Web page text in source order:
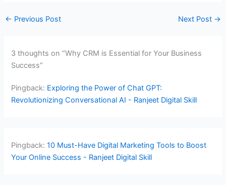
← Previous Post Next Post →
3 thoughts on “Why CRM is Essential for Your Business
Success”
Pingback: Exploring the Power of Chat GPT:
Revolutionizing Conversational AI - Ranjeet Digital Skill
Pingback:10 Must-Have Digital Marketing Tools to Boost
Your Online Success - Ranjeet Digital Skill